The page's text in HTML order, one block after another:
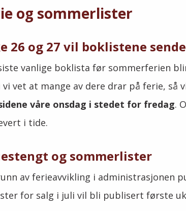
og sommerlister
26 og 27 vil boklistene
vanlige boklista før sommerferien
vi vet at mange av dere drar på ferie, så
våre onsdag i stedet for fredag.
i tide.
og sommerlister
av ferieavvikling i administrasjonen
for salg i juli vil bli publisert første